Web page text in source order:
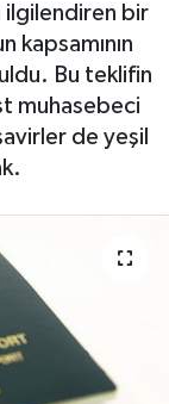
ilgilendiren bir
kapsamının
Bu teklifin
muhasebeci
de yeşil